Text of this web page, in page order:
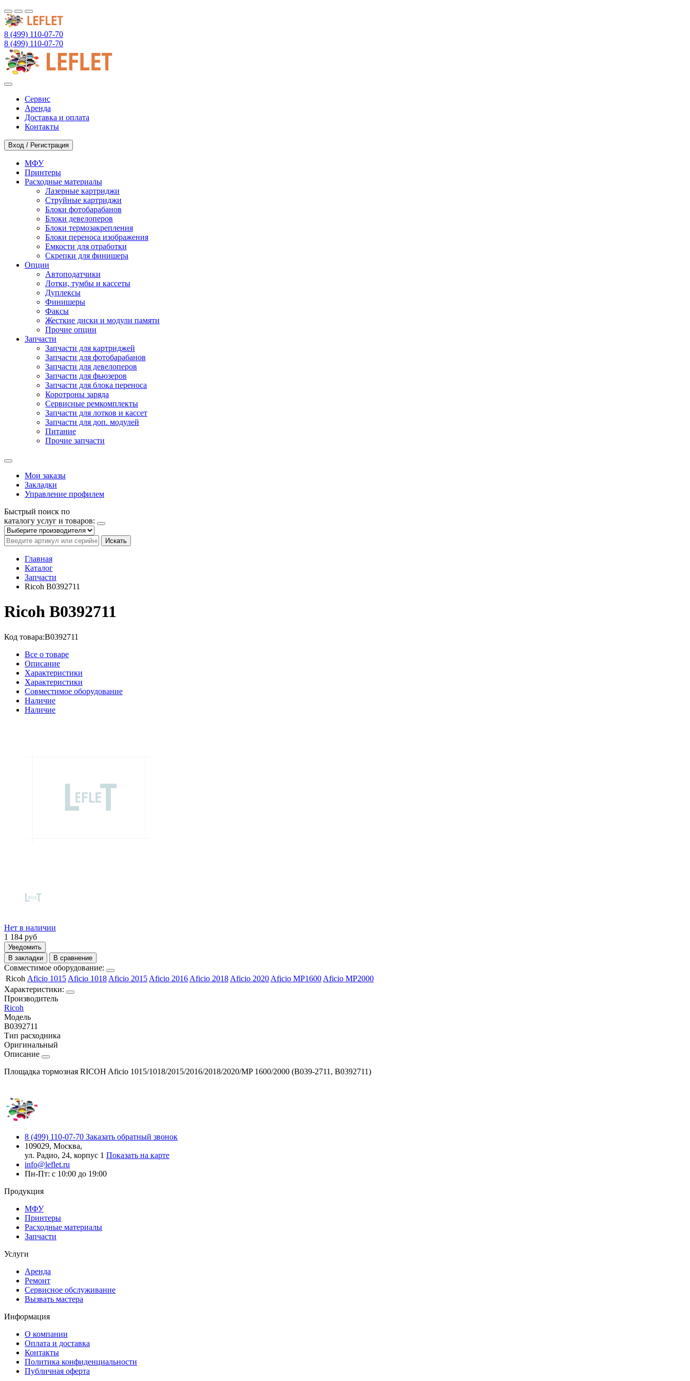
8 (499) 110-07-70
8 (499) 110-07-70
Сервис
Аренда
Доставка и оплата
Контакты
Вход / Регистрация
МФУ
Принтеры
Расходные материалы
Лазерные картриджи
Струйные картриджи
Блоки фотобарабанов
Блоки девелоперов
Блоки термозакрепления
Блоки переноса изображения
Емкости для отработки
Скрепки для финишера
Опции
Автоподатчики
Лотки, тумбы и кассеты
Дуплексы
Финишеры
Факсы
Жесткие диски и модули памяти
Прочие опции
Запчасти
Запчасти для картриджей
Запчасти для фотобарабанов
Запчасти для девелоперов
Запчасти для фьюзеров
Запчасти для блока переноса
Коротроны заряда
Сервисные ремкомплекты
Запчасти для лотков и кассет
Запчасти для доп. модулей
Питание
Прочие запчасти
Мои заказы
Закладки
Управление профилем
Быстрый поиск по
каталогу услуг и товаров:
Искать
Главная
Каталог
Запчасти
Ricoh B0392711
Ricoh B0392711
Код товара:B0392711
Все о товаре
Описание
Характеристики
Характеристики
Совместимое оборудование
Наличие
Наличие
Нет в наличии
1 184 руб
Уведомить
В закладки
В сравнение
Совместимое оборудование:
Ricoh Aficio 1015 Aficio 1018 Aficio 2015 Aficio 2016 Aficio 2018 Aficio 2020 Aficio MP1600 Aficio MP2000
Характеристики:
Производитель
Ricoh
Модель
B0392711
Тип расходника
Оригинальный
Описание
Площадка тормозная RICOH Aficio 1015/1018/2015/2016/2018/2020/MP 1600/2000 (B039-2711, B0392711)
8 (499) 110-07-70 Заказать обратный звонок
109029, Москва,
ул. Радио, 24, корпус 1 Показать на карте
info@leflet.ru
Пн-Пт: с 10:00 до 19:00
Продукция
МФУ
Принтеры
Расходные материалы
Запчасти
Услуги
Аренда
Ремонт
Сервисное обслуживание
Вызвать мастера
Информация
О компании
Оплата и доставка
Контакты
Политика конфиденциальности
Публичная оферта